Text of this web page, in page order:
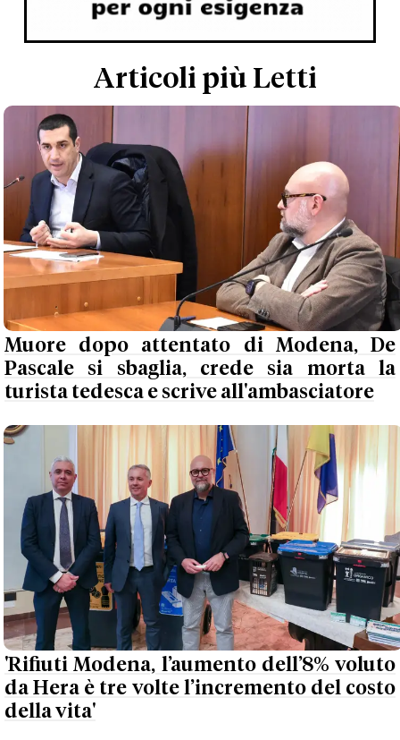
Articoli più Letti
Muore dopo attentato di Modena, De
Pascale si sbaglia, crede sia morta la
turista tedesca e scrive all'ambasciatore
'Rifiuti Modena, l’aumento dell’8% voluto
da Hera è tre volte l’incremento del costo
della vita'